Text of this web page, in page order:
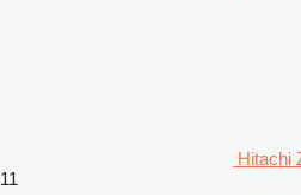
Hitachi
11